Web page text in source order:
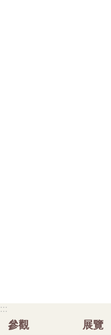
:::
參觀 展覽